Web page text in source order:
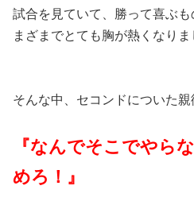
試合を見ていて、勝って喜ぶ
まざまでとても胸が熱くなりま
そんな中、セコンドについた
『なんでそこでやら
めろ！』